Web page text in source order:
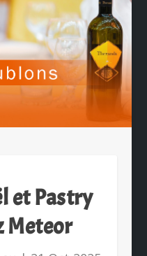
et Pastry
Meteor